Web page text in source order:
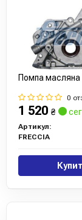
Помпа масляна
0
1 520 ₴
Артикул:
FRECCIA